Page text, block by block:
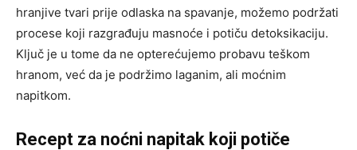
hranjive tvari prije odlaska na spavanje, možemo podržati
procese koji razgrađuju masnoće i potiču detoksikaciju.
Ključ je u tome da ne opterećujemo probavu teškom
hranom, već da je podržimo laganim, ali moćnim
napitkom.
Recept za noćni napitak koji potiče